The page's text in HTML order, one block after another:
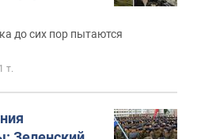
до сих пор пытаются
т.